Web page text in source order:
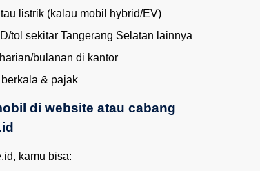
listrik (kalau mobil hybrid/EV)
tol sekitar Tangerang Selatan lainnya
bulanan di kantor
& pajak
di website atau cabang
kamu bisa: